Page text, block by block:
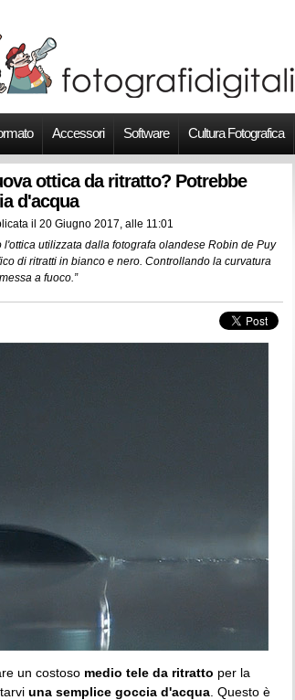
Accessori Software Cultura Fotografica
ottica da ritratto? Potrebbe
d'acqua
il 20 Giugno 2017, alle 11:01
l'ottica utilizzata dalla fotografa olandese Robin de Puy
di ritratti in bianco e nero. Controllando la curvatura
a fuoco.”
un costoso medio tele da ritratto per la
una semplice goccia d'acqua . Questo è